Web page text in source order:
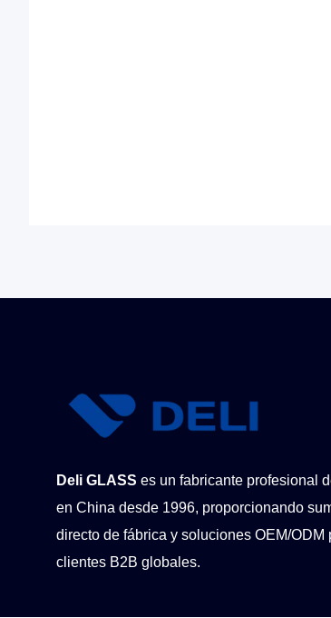
Deli GLASS es un fabricante profesional
en China desde 1996, proporcionando
directo de fábrica y soluciones OEM/ODM
clientes B2B globales.